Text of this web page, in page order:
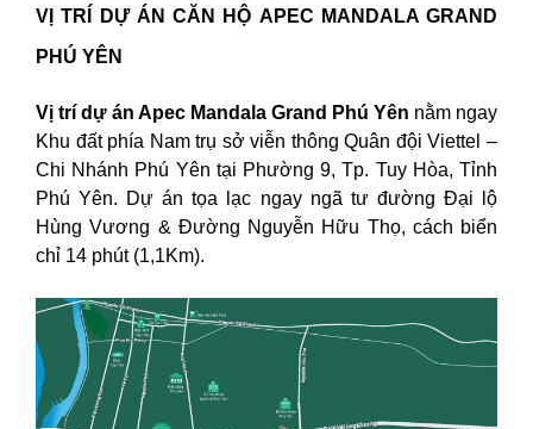
VỊ TRÍ DỰ ÁN CĂN HỘ APEC MANDALA GRAND
PHÚ YÊN
Vị trí dự án Apec Mandala Grand Phú Yên nằm ngay
Khu đất phía Nam trụ sở viễn thông Quân đội Viettel –
Chi Nhánh Phú Yên tại Phường 9, Tp. Tuy Hòa, Tỉnh
Phú Yên. Dự án tọa lạc ngay ngã tư đường Đại lộ
Hùng Vương & Đường Nguyễn Hữu Thọ, cách biển
chỉ 14 phút (1,1Km).